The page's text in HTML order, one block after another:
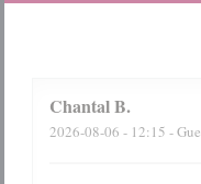
ChantalB
2026-08-06 - 12:15 -